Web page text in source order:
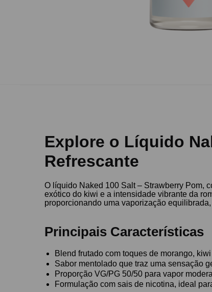
Explore o Líquido
Refrescante
O líquido Naked 100 Salt – Strawberry Pom,
exótico do kiwi e a intensidade vibrante da
proporcionando uma vaporização
Principais Características
Blend frutado com toques de morango,
Sabor mentolado que traz uma sensação
Proporção VG/PG 50/50 para vapor
Formulação com sais de nicotina, ideal